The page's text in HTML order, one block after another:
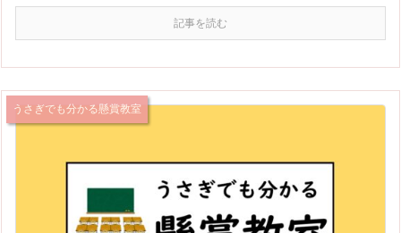
記事を読む
うさぎでも分かる懸賞教室